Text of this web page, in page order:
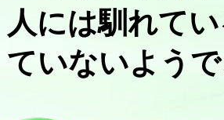
人には馴れて
ていないよう